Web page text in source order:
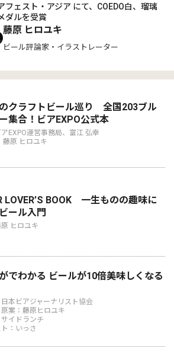
フェスト・アジア にて、COEDO白、瑠璃
ダルを受賞
藤原 ヒロユキ
ビール評論家・イラストレーター
クラフトビール巡り 全国203ブル
集合！ビアEXPO公式本
EXPO運営事務局、富江 弘幸
藤原 ヒロユキ
LOVER’S BOOK 一生ものの趣味に
ール入門
ヒロユキ
でわかる ビールが10倍美味しくなる
本ビアジャーナリスト協会
案：藤原ヒロユキ
イドランチ
：いっさ